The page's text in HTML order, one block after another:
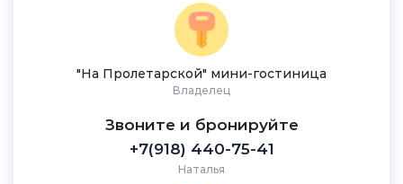
"На Пролетарской" мини-гостиница
Владелец
Звоните и бронируйте
+7(918) 440-75-41
Наталья